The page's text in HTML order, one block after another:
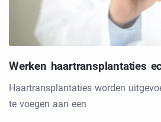
Werken haartransplantaties
Haartransplantaties worden
te voegen aan een